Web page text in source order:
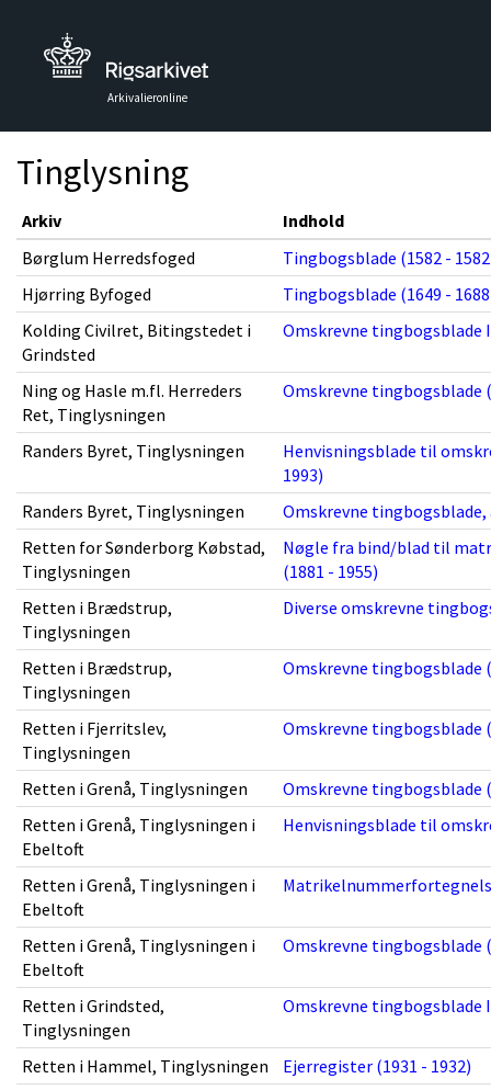
Arkivalieronline
Tinglysning
Arkiv
Indhold
Børglum Herredsfoged
Tingbogsblade (1582 -
Hjørring Byfoged
Tingbogsblade (1649 -
Kolding Civilret, Bitingstedet i
Grindsted
Omskrevne tingbogsblade
Ning og Hasle m.fl. Herreders
Ret, Tinglysningen
Omskrevne tingbogsblade
Randers Byret, Tinglysningen
Henvisningsblade til
1993)
Randers Byret, Tinglysningen
Omskrevne tingbogsblade,
Retten for Sønderborg Købstad,
Tinglysningen
Nøgle fra bind/blad til
(1881 - 1955)
Retten i Brædstrup,
Tinglysningen
Diverse omskrevne
Retten i Brædstrup,
Tinglysningen
Omskrevne tingbogsblade
Retten i Fjerritslev,
Tinglysningen
Omskrevne tingbogsblade
Retten i Grenå, Tinglysningen
Omskrevne tingbogsblade
Retten i Grenå, Tinglysningen i
Ebeltoft
Henvisningsblade til
Retten i Grenå, Tinglysningen i
Ebeltoft
Retten i Grenå, Tinglysningen i
Ebeltoft
Omskrevne tingbogsblade
Retten i Grindsted,
Tinglysningen
Omskrevne tingbogsblade
Retten i Hammel, Tinglysningen
Ejerregister (1931 - 1932)